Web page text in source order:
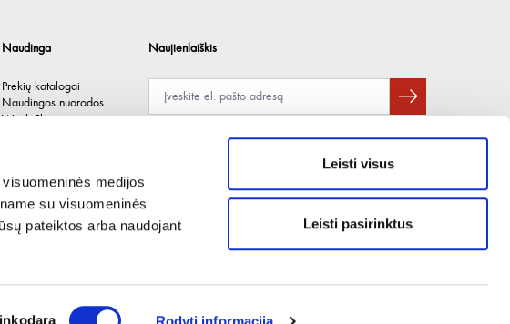
medijos
su visuomeninės
pateiktos arba naudojant
Rodyti informaciją
Leisti visus
Leisti pasirinktus
Naudinga
Prekių katalogai
Naudingos nuorodos
Würth Plus
Naujienlaiškis
Pateikdami el. paštą sutinkate gauti tiesioginę rinkodarą.